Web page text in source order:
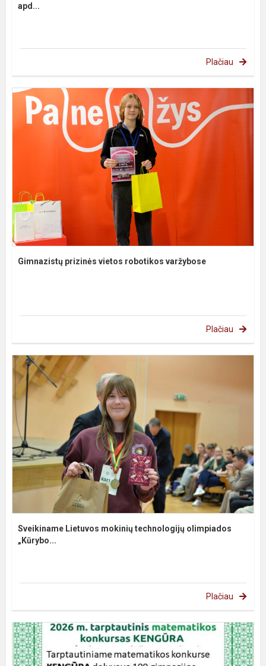
apd...
Plačiau
Gimnazistų prizinės vietos robotikos varžybose
Plačiau
Sveikiname Lietuvos mokinių technologijų olimpiados
„Kūrybo...
Plačiau